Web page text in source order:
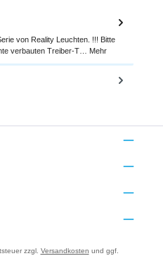
von Reality Leuchten. !!! Bitte
verbauten Treiber-T… Mehr
zzgl. Versandkosten und ggf.